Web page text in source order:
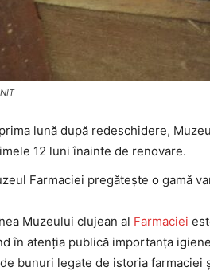
lună după redeschidere,
12 luni înainte de renovare.
Farmaciei pregătește o gamă
Muzeului clujean al Farmaciei
în atenția publică importanța
bunuri legate de istoria